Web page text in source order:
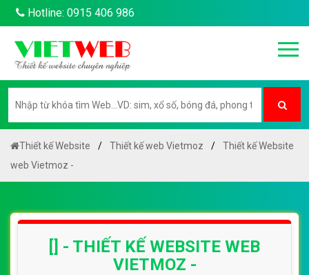
Hotline: 0915 406 986
Thiết kế Website Thiết kế web Vietmoz
Thiết kế Website
web Vietmoz -
[] - THIẾT KẾ WEBSITE WEB
VIETMOZ -